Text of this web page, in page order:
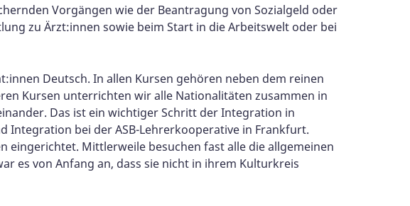
Vorgängen wie der Beantragung von Sozialgeld oder
zu Ärzt:innen sowie beim Start in die Arbeitswelt oder bei
Deutsch. In allen Kursen gehören neben dem reinen
Kursen unterrichten wir alle Nationalitäten zusammen in
Das ist ein wichtiger Schritt der Integration in
Integration bei der ASB-Lehrerkooperative in Frankfurt.
Mittlerweile besuchen fast alle die allgemeinen
es von Anfang an, dass sie nicht in ihrem Kulturkreis